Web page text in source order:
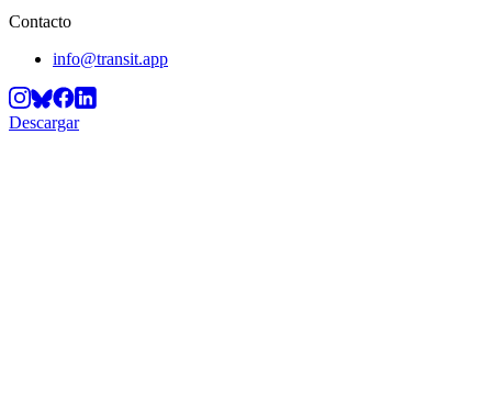
Contacto
info@transit.app
Descargar